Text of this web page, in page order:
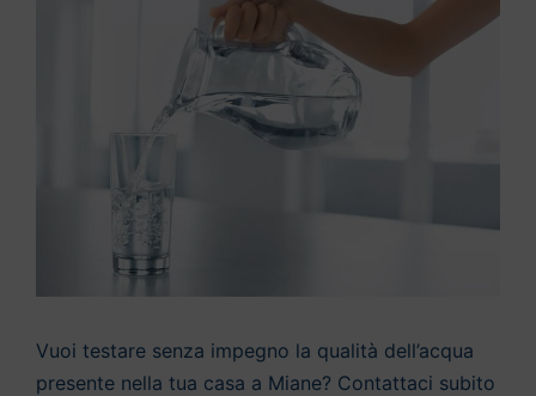
Vuoi testare senza impegno la qualità dell’acqua
presente nella tua casa a Miane? Contattaci subito